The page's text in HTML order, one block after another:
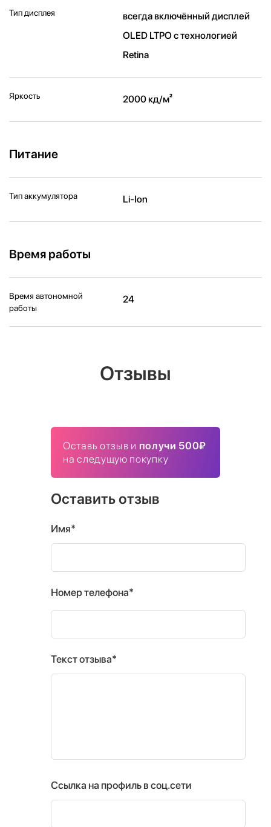
Тип дисплея
всегда включённый дисплей
OLED LTPO с технологией
Retina
Яркость 2000 кд/ м²
Питание
Тип аккумулятора Li-Ion
Время работы
Время автономной
работы
24
Отзывы
Оставь отзыв и получи 500₽
на следущую покупку
Оставить отзыв
Имя*
Номер телефона*
Текст отзыва*
Ссылка на профиль в соц.сети